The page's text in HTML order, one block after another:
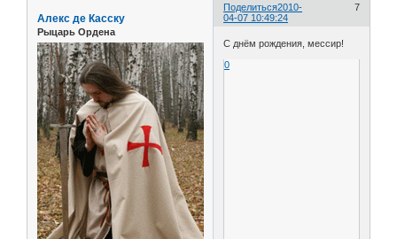
Поделиться 7
2010-
04-07 10:49:24
Алекс де Касску
Рыцарь Ордена
С днём рождения, мессир!
0